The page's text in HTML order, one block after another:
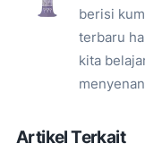
berisi
terbaru
kita
Artikel Terkait